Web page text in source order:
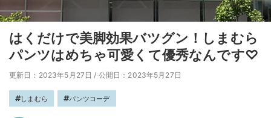
はくだけで美脚効果バツグン！しまむら
パンツはめちゃ可愛くて優秀なんです♡
更新日：2023年5月27日 / 公開日：2023年5月27日
しまむら パンツコーデ